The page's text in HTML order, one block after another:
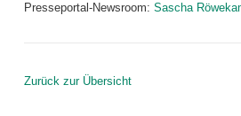
Presseportal-Newsroom: Sascha
Zurück zur Übersicht